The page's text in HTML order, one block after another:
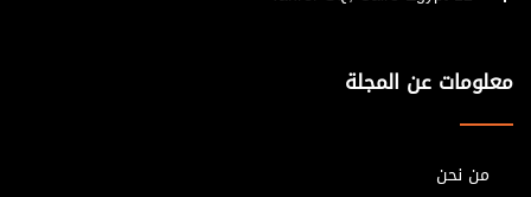
معلومات عن المجلة
من نحن